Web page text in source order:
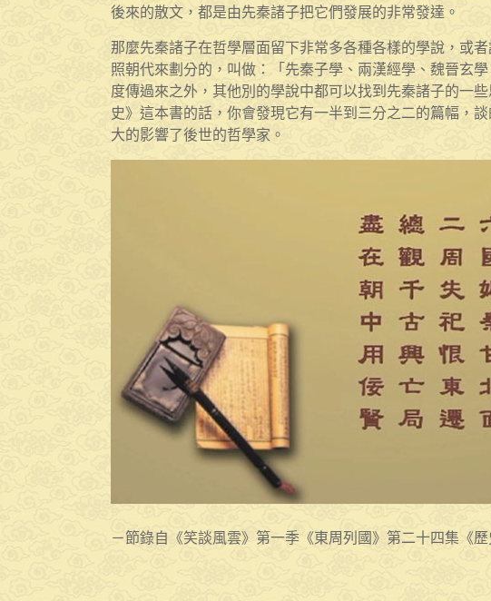
後來的散文，都是由先秦諸子把它們發展的非常發達。
那麼先秦諸子在哲學層面留下非常多各種各樣的學說，或
照朝代來劃分的，叫做：「先秦子學、兩漢經學、魏晉玄
度傳過來之外，其他別的學說中都可以找到先秦諸子的一
史》這本書的話，你會發現它有一半到三分之二的篇幅，
大的影響了後世的哲學家。
－節錄自《笑談風雲》第一季《東周列國》第二十四集《歷